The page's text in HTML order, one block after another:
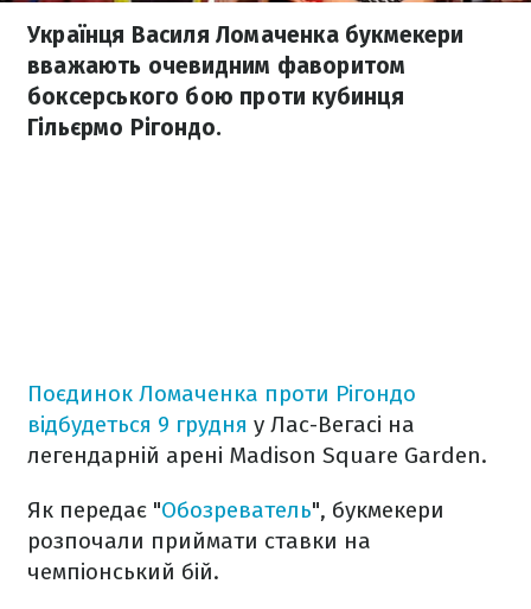
Українця Василя Ломаченка букмекери
вважають очевидним фаворитом
боксерського бою проти кубинця
Гільєрмо Рігондо.
Поєдинок Ломаченка проти Рігондо
відбудеться 9 грудня у Лас-Вегасі на
легендарній арені Madison Square Garden.
Як передає "Обозреватель", букмекери
розпочали приймати ставки на
чемпіонський бій.